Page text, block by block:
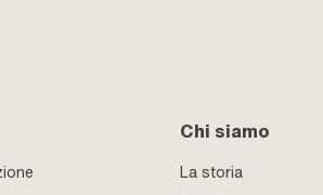
Chi siamo
La storia